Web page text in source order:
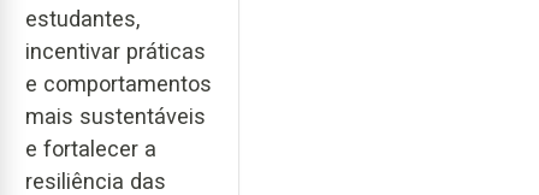
estudantes,
incentivar práticas
e comportamentos
mais sustentáveis
e fortalecer a
resiliência das